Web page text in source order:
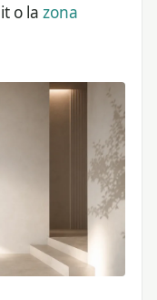
o la zona